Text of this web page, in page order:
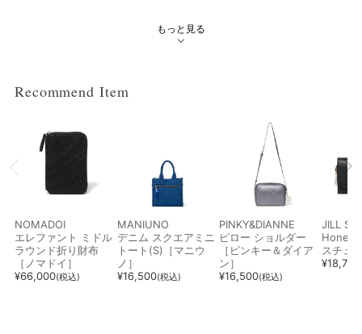
もっと見る
Recommend Item
NOMADOI
エレファント ミドル
ラウンド折り財布
［ノマドイ］
¥66,000(税込)
MANIUNO
デニム スクエアミニ
トート(S)［マニウ
ノ］
¥16,500(税込)
PINKY&DIANNE
ピロー ショルダー
［ピンキー＆ダイア
ン］
¥16,500(税込)
JILL
Honey
スチュ
¥18,700